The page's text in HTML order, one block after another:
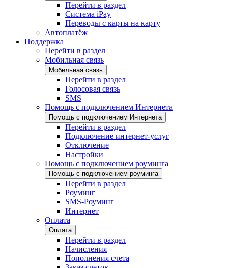
Перейти в раздел
Система iPay
Переводы с карты на карту
Автоплатёж
Поддержка
Перейти в раздел
Мобильная связь
Мобильная связь
Перейти в раздел
Голосовая связь
SMS
Помощь с подключением Интернета
Помощь с подключением Интернета
Перейти в раздел
Подключение интернет-услуг
Отключение
Настройки
Помощь с подключением роуминга
Помощь с подключением роуминга
Перейти в раздел
Роуминг
SMS-Роуминг
Интернет
Оплата
Оплата
Перейти в раздел
Начисления
Пополнения счета